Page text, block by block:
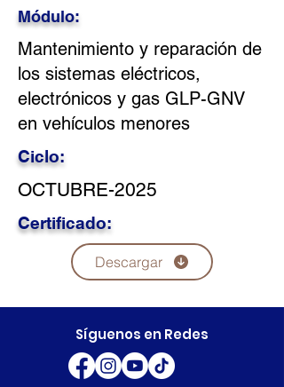
Módulo:
Mantenimiento y reparación de
los sistemas eléctricos,
electrónicos y gas GLP-GNV
en vehículos menores
Ciclo:
OCTUBRE-2025
Certificado:
Descargar
Síguenos en Redes